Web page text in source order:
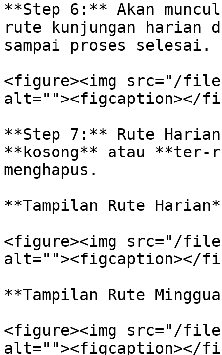
**Step 6:** Akan
rute kunjungan harian
sampai proses selesai.
<figure><img src="/files/
alt=""><figcaption></
**Step 7:** Rute Harian
**kosong** atau **ter-
menghapus.
**Tampilan Rute
<figure><img src="/files/
alt=""><figcaption></
**Tampilan Rute
<figure><img src="/files/
alt=""><figcaption></